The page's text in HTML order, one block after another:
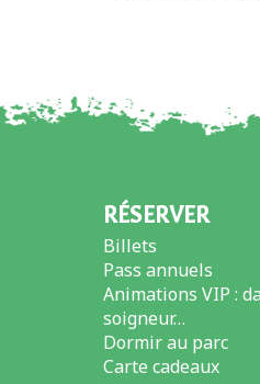
RÉSERVER
Billets
Pass annuels
Animations VIP :
soigneur…
Dormir au parc
Carte cadeaux